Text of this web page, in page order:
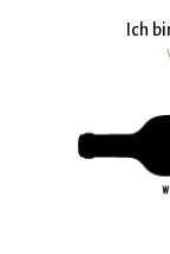
springenIch